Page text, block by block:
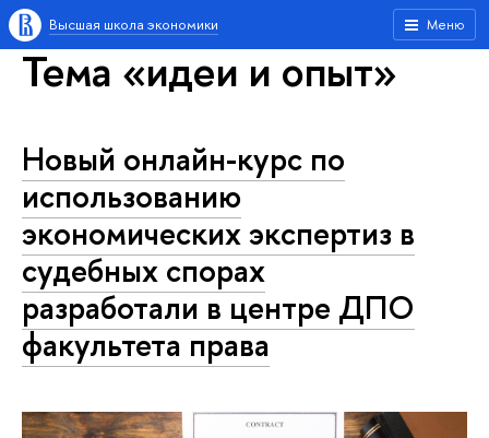
Меню
Высшая школа экономики
Тема «идеи и опыт»
Новый онлайн-курс по
использованию
экономических экспертиз в
судебных спорах
разработали в центре ДПО
факультета права